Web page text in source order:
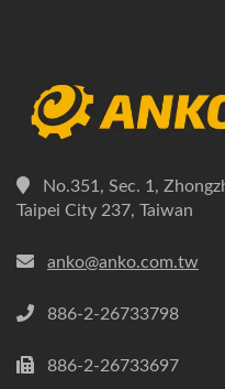
No.351, Sec. 1,
Taipei City 237, Taiwan
anko@anko.com.tw
886-2-26733798
886-2-26733697